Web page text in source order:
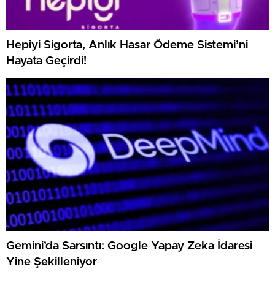
Hepiyi Sigorta, Anlık Hasar Ödeme Sistemi’ni
Hayata Geçirdi!
Gemini’da Sarsıntı: Google Yapay Zeka İdaresi
Yine Şekilleniyor